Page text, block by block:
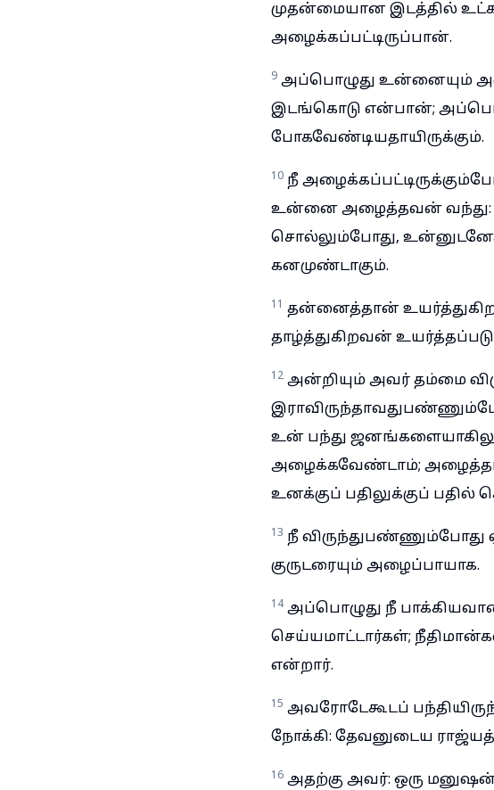
முதன்மையான இடத்தில்
அழைக்கப்பட்டிருப்பான்.
9 அப்பொழுது உன்னையும்
இடங்கொடு என்பான்;
போகவேண்டியதாயிருக்கும்.
10 நீ
உன்னை அழைத்தவன் வந்து:
சொல்லும்போது,
கனமுண்டாகும்.
11 தன்னைத்தான்
தாழ்த்துகிறவன்
12 அன்றியும் அவர் தம்மை
உன் பந்து
அழைக்கவேண்டாம்;
உனக்குப் பதிலுக்குப் பதில்
13 நீ
குருடரையும் அழைப்பாயாக.
14 அப்பொழுது நீ
செய்யமாட்டார்கள்;
என்றார்.
15 அவரோடேகூடப்
நோக்கி: தேவனுடைய
16 அதற்கு அவர்: ஒரு